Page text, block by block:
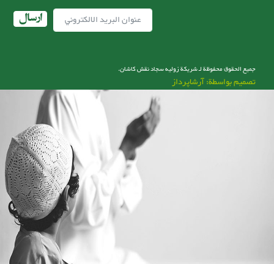
ارسال
جميع الحقوق محفوظة لـ شریکة زولیه سجاد نقش کاشان.
تصميم بواسطة: آرشاپرداز